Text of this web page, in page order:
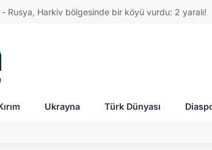
- Rus ordusuna SİHA üreten şirketin CEO'su bombalı
16,2435
28,0626
0,0018
Ukrayna Türk Dünyası